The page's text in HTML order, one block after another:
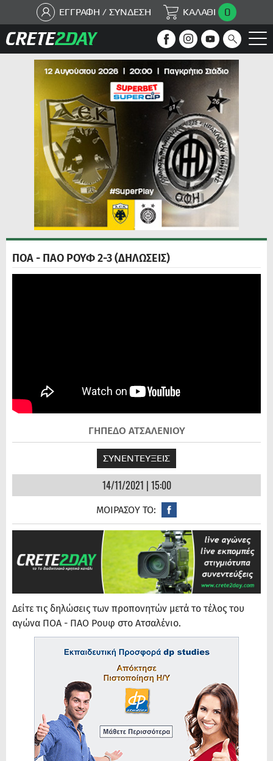
ΕΓΓΡΑΦΗ / ΣΥΝΔΕΣΗ ΚΑΛΑΘΙ 0
ΠΟΑ - ΠΑΟ ΡΟΥΦ 2-3 (ΔΗΛΩΣΕΙΣ)
ΓΗΠΕΔΟ ΑΤΣΑΛΕΝΙΟΥ
ΣΥΝΕΝΤΕΥΞΕΙΣ
14/11/2021 | 15:00
ΜΟΙΡΑΣΟΥ ΤΟ:
Δείτε τις δηλώσεις των προπονητών μετά το τέλος του
αγώνα ΠΟΑ - ΠΑΟ Ρουφ στο Ατσαλένιο.